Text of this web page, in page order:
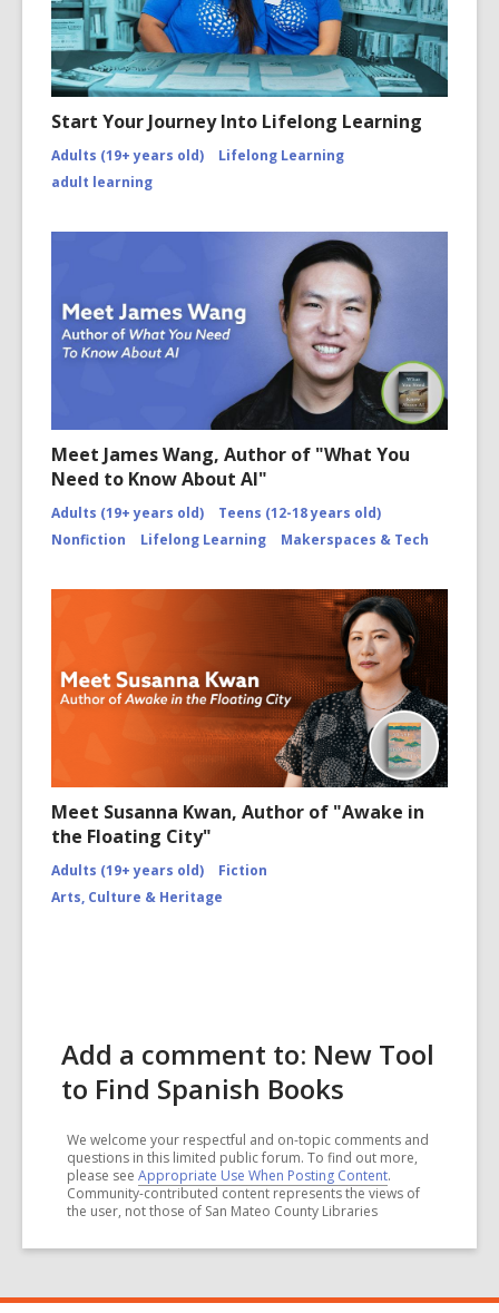
Start Your Journey Into Lifelong Learning
Adults (19+ years old)
Lifelong Learning
adult learning
Meet James Wang, Author of "What You
Need to Know About AI"
Adults (19+ years old)
Teens (12-18 years old)
Nonfiction
Lifelong Learning Makerspaces & Tech
Meet Susanna Kwan, Author of "Awake in
the Floating City"
Adults (19+ years old)
Fiction
Arts, Culture & Heritage
Add a comment to: New Tool
to Find Spanish Books
We welcome your respectful and on-topic comments and
questions in this limited public forum. To find out more,
please see Appropriate Use When Posting Content.
Community-contributed content represents the views of
the user, not those of San Mateo County Libraries